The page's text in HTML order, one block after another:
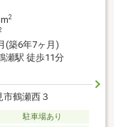
2
(築6年7ヶ月)
瀬駅 徒歩11分
鶴瀬西３
駐車場あり